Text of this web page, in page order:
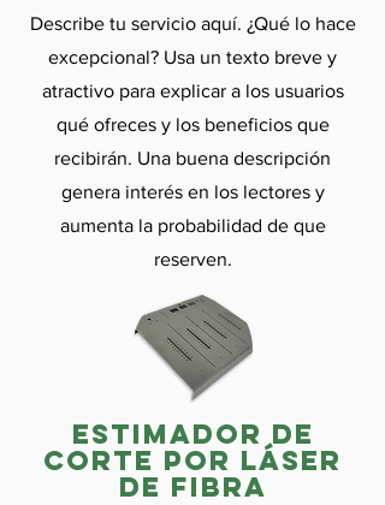
Describe tu servicio aquí. ¿Qué lo hace
excepcional? Usa un texto breve y
atractivo para explicar a los usuarios
qué ofreces y los beneficios que
recibirán. Una buena descripción
genera interés en los lectores y
aumenta la probabilidad de que
reserven.
Estimador de
corte por láser
de fibra